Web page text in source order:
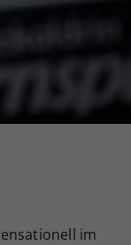
im
falls der
eingestellt hat.